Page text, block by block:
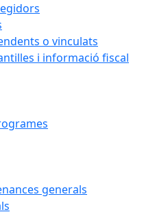
o vinculats
i informació fiscal
generals